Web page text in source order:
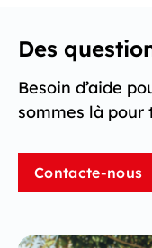
Des
Besoin d’aide
sommes là pour
Contacte-nous